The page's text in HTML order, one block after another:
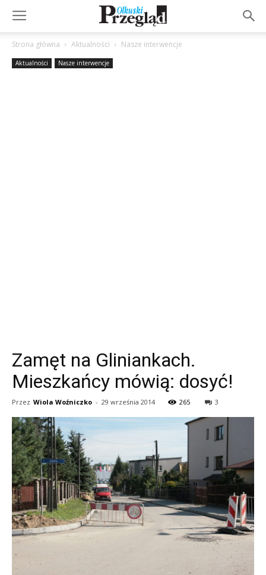
Strona główna Aktualności Nasze interwencje
Aktualności Nasze interwencje
Zamęt na Gliniankach.
Mieszkańcy mówią: dosyć!
Przez Wiola Woźniczko - 29 września 2014 265 3